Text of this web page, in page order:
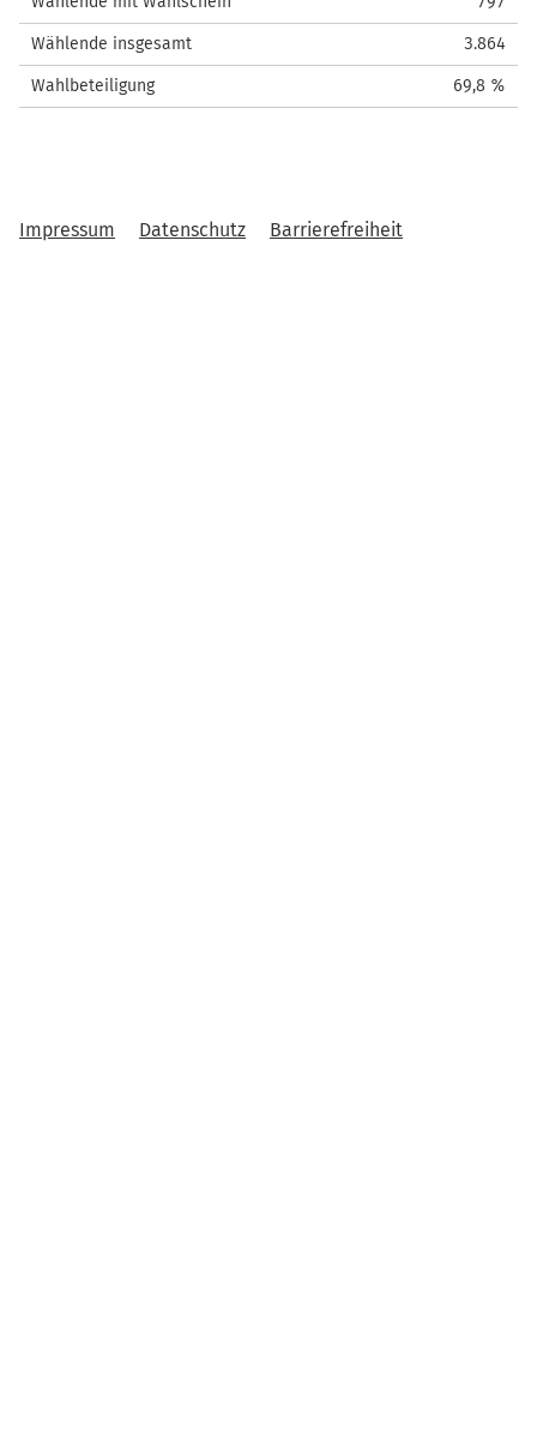
Wählende insgesamt 3.864
Wahlbeteiligung 69,8 %
Impressum Datenschutz Barrierefreiheit